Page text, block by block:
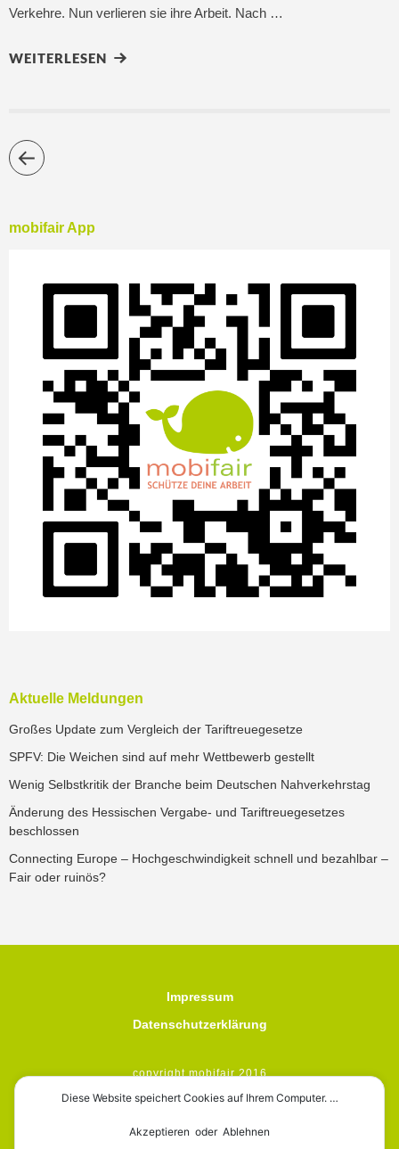
Verkehre. Nun verlieren sie ihre Arbeit. Nach …
WEITERLESEN
mobifair App
Aktuelle Meldungen
Großes Update zum Vergleich der Tariftreuegesetze
SPFV: Die Weichen sind auf mehr Wettbewerb gestellt
Wenig Selbstkritik der Branche beim Deutschen Nahverkehrstag
Änderung des Hessischen Vergabe- und Tariftreuegesetzes
beschlossen
Connecting Europe – Hochgeschwindigkeit schnell und bezahlbar –
Fair oder ruinös?
Impressum
Datenschutzerklärung
copyright mobifair 2016
Diese Website speichert Cookies auf Ihrem Computer. …
Akzeptieren oder Ablehnen